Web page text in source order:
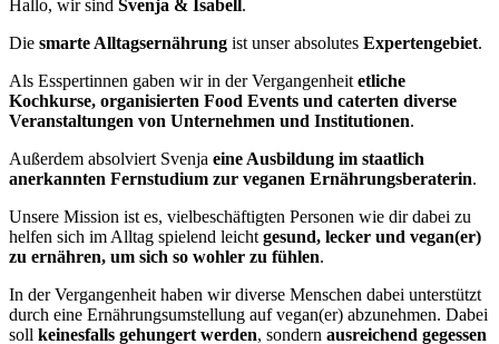
Hallo, wir sind Svenja & Isabell.
Die smarte Alltagsernährung ist unser absolutes Expertengebiet.
Als Esspertinnen gaben wir in der Vergangenheit etliche
Kochkurse, organisierten Food Events und caterten diverse
Veranstaltungen von Unternehmen und Institutionen.
Außerdem absolviert Svenja eine Ausbildung im staatlich
anerkannten Fernstudium zur veganen Ernährungsberaterin.
Unsere Mission ist es, vielbeschäftigten Personen wie dir dabei zu
helfen sich im Alltag spielend leicht gesund, lecker und vegan(er)
zu ernähren, um sich so wohler zu fühlen.
In der Vergangenheit haben wir diverse Menschen dabei unterstützt
durch eine Ernährungsumstellung auf vegan(er) abzunehmen. Dabei
soll keinesfalls gehungert werden, sondern ausreichend gegessen